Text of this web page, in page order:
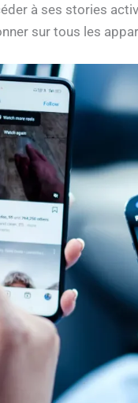
à ses stories
sur tous les